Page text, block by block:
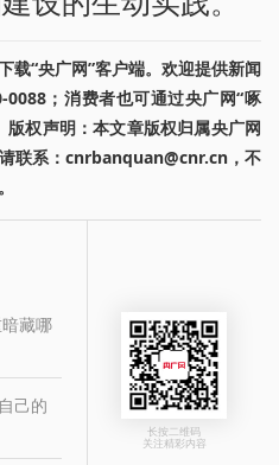
载“央广网”客户端。欢迎提供新闻
；消费者也可通过央广网“啄
权声明：本文章版权归属央广网
联系：cnrbanquan@cnr.cn，不
藏哪
己的
长按二维码
关注精彩内容